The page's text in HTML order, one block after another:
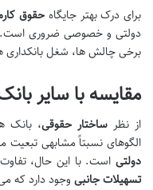
برای درک بهتر جایگاه حقوق
دولتی و خصوصی ضروری است.
برخی چالش ها، شغل
مقایسه با سایر
از نظر ساختار حقوقی، بانک
الگوهای نسبتاً مشابهی تبعیت
دولتیاست. با این حال،
تسهیلات جانبی وجود دارد که می